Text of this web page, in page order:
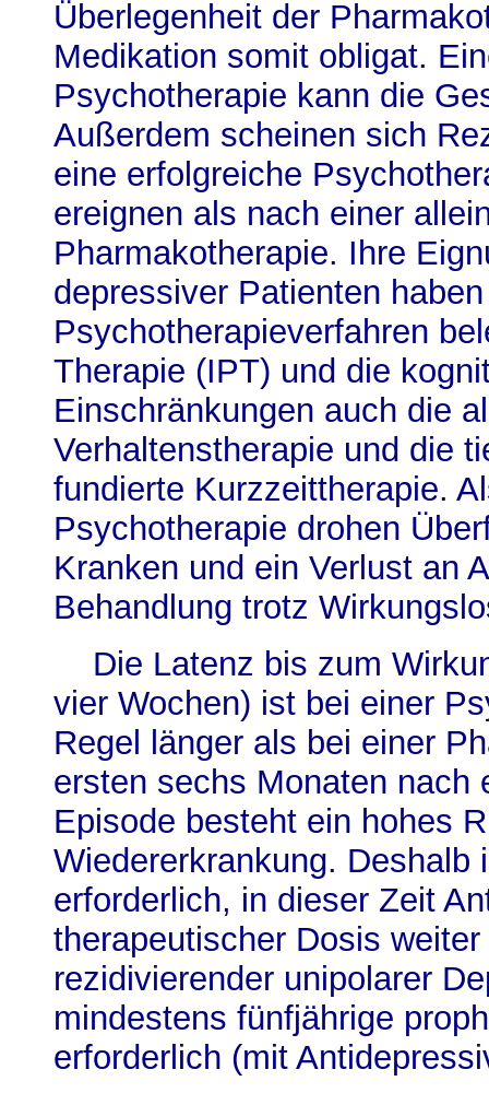
Überlegenheit der
Medikation somit obligat.
Psychotherapie kann die
Außerdem scheinen sich
eine erfolgreiche
ereignen als nach einer
Pharmakotherapie. Ihre
depressiver Patienten
Psychotherapieverfahren
Therapie (IPT) und die
Einschränkungen auch die
Verhaltenstherapie und die
fundierte Kurzzeittherapie.
Psychotherapie drohen
Kranken und ein Verlust an
Behandlung trotz
Die Latenz bis zum
vier Wochen) ist bei einer
Regel länger als bei einer
ersten sechs Monaten nach
Episode besteht ein hohes
Wiedererkrankung. Deshalb
erforderlich, in dieser Zeit
therapeutischer Dosis
rezidivierender unipolarer
mindestens fünfjährige
erforderlich (mit